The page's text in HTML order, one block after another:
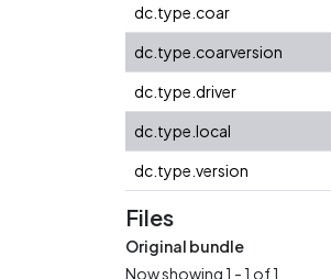
dc.type.coar
dc.type.coarversion
dc.type.driver
dc.type.local
dc.type.version
Files
Original bundle
Now showing1 - 1 of 1